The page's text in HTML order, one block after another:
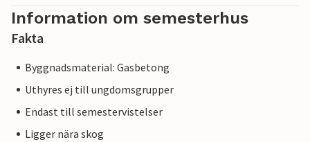
Information om semesterhus
Fakta
Byggnadsmaterial: Gasbetong
Uthyres ej till ungdomsgrupper
Endast till semestervistelser
Ligger nära skog